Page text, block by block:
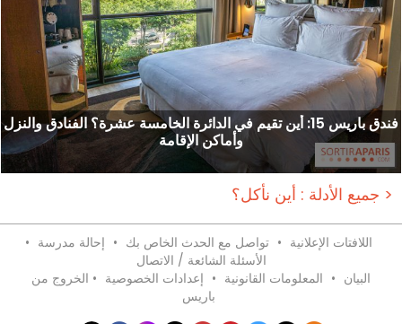
فندق باريس 15: أين تقيم في الدائرة الخامسة عشرة؟ الفنادق والنزل
وأماكن الإقامة
جميع الأدلة : أين نأكل؟ >
اللافتات الإعلانية • تواصل مع الحدث الخاص بك • إحالة مدرسة •
الأسئلة الشائعة / الاتصال
البيان • المعلومات القانونية • إعدادات الخصوصية • الخروج من
باريس